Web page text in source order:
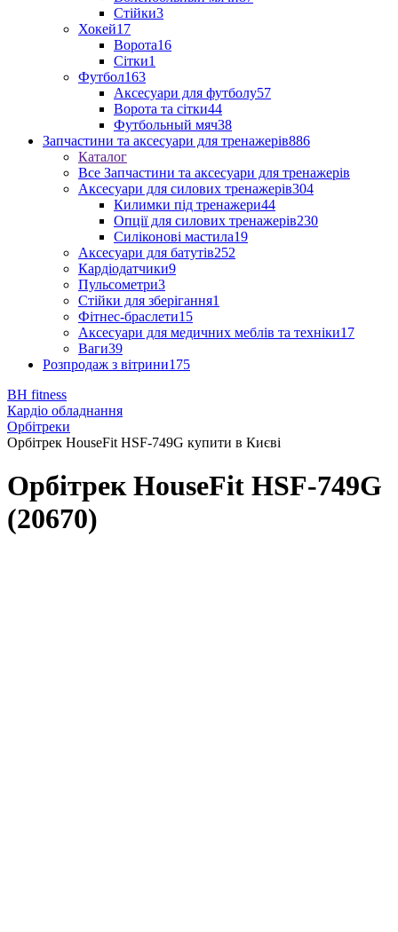
Стійки3
Хокей17
Ворота16
Сітки1
Футбол163
Аксесуари для футболу57
Ворота та сітки44
Футбольный мяч38
Запчастини та аксесуари для тренажерів886
Каталог
Все Запчастини та аксесуари для тренажерів
Аксесуари для силових тренажерів304
Килимки під тренажери44
Опції для силових тренажерів230
Силіконові мастила19
Аксесуари для батутів252
Кардіодатчики9
Пульсометри3
Стійки для зберігання1
Фітнес-браслети15
Аксесуари для медичних меблів та техніки17
Ваги39
Розпродаж з вітрини175
BH fitness
Кардіо обладнання
Орбітреки
Орбітрек HouseFit HSF-749G купити в Києві
Орбітрек HouseFit HSF-749G
(20670)